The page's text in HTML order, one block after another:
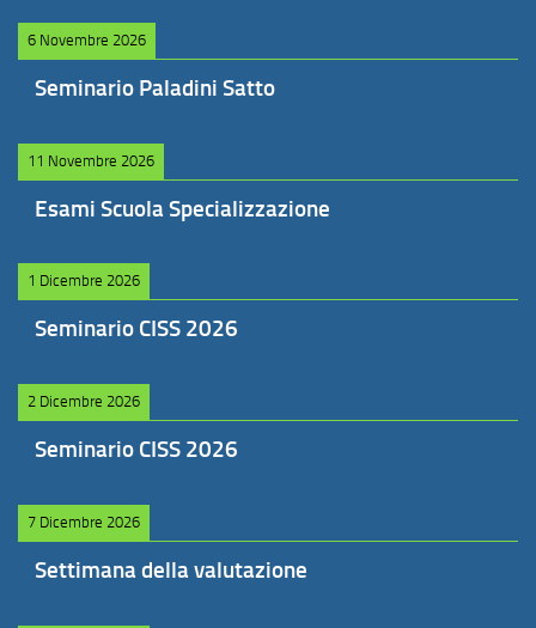
6 Novembre 2026
Seminario Paladini Satto
11 Novembre 2026
Esami Scuola Specializzazione
1 Dicembre 2026
Seminario CISS 2026
2 Dicembre 2026
Seminario CISS 2026
7 Dicembre 2026
Settimana della valutazione